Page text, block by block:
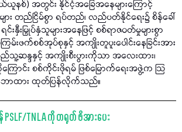
နစ်) အတွင်း နိုင်ငံ့အခြေအနေများကြောင့်
မှုများ တည်ငြိမ်စွာ ရပ်တည်၊ လည်ပတ်နိုင်ရေး၌ စိန်ခေါ်
းနှီးမြှုပ်နှံသူများအနေဖြင့် စစ်ရာဇဝတ်မှုများစွာ
းဖက်စစ်အုပ်စုနှင့် အကျိုးတူပူးပေါင်းနေခြင်းအား
သူ့ဆန္ဒနှင့် အကျိုးစီးပွားကိုသာ အလေးထား၊
င်း စစ်ကိုင်းဖိုရမ် ဖြစ်မြောက်ရေးအဖွဲ့က သြ
ာထား ထုတ်ပြန်လိုက်သည်။
TNLA ကို တရုတ် ဖိအားပေး